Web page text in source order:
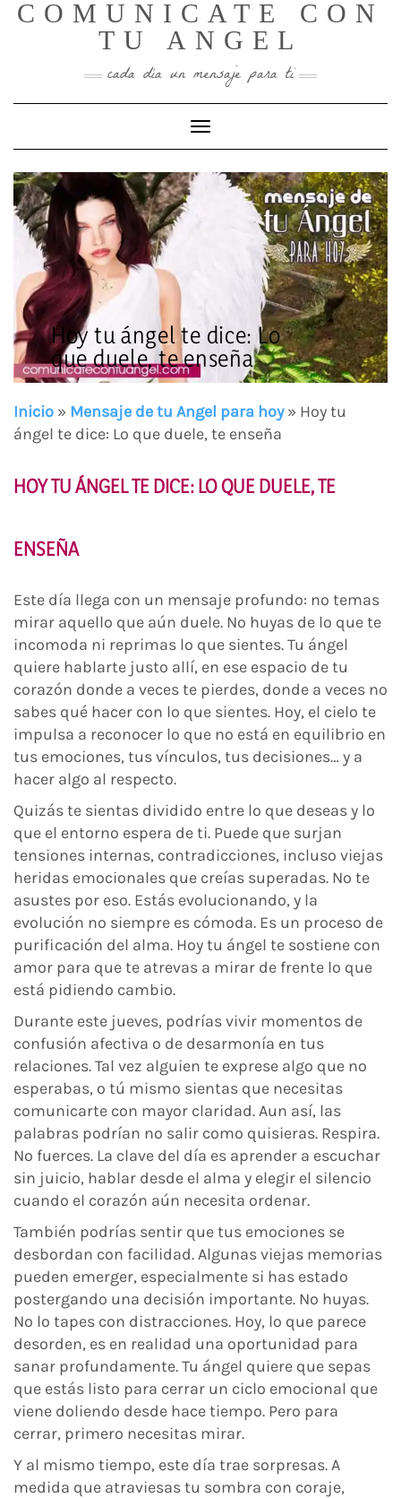
SkipCOMUNICATE CON
TU ANGEL
cada día un mensaje para ti
Toggle Navigation
Hoy tu ángel te dice: Lo
que duele, te enseña
Inicio » Mensaje de tu Angel para hoy» Hoy tu
ángel te dice: Lo que duele, te enseña
HOY TU ÁNGEL TE DICE: LO QUE DUELE, TE
ENSEÑA
Este día llega con un mensaje profundo: no temas
mirar aquello que aún duele. No huyas de lo que te
incomoda ni reprimas lo que sientes. Tu ángel
quiere hablarte justo allí, en ese espacio de tu
corazón donde a veces te pierdes, donde a veces no
sabes qué hacer con lo que sientes. Hoy, el cielo te
impulsa a reconocer lo que no está en equilibrio en
tus emociones, tus vínculos, tus decisiones… y a
hacer algo al respecto.
Quizás te sientas dividido entre lo que deseas y lo
que el entorno espera de ti. Puede que surjan
tensiones internas, contradicciones, incluso viejas
heridas emocionales que creías superadas. No te
asustes por eso. Estás evolucionando, y la
evolución no siempre es cómoda. Es un proceso de
purificación del alma. Hoy tu ángel te sostiene con
amor para que te atrevas a mirar de frente lo que
está pidiendo cambio.
Durante este jueves, podrías vivir momentos de
confusión afectiva o de desarmonía en tus
relaciones. Tal vez alguien te exprese algo que no
esperabas, o tú mismo sientas que necesitas
comunicarte con mayor claridad. Aun así, las
palabras podrían no salir como quisieras. Respira.
No fuerces. La clave del día es aprender a escuchar
sin juicio, hablar desde el alma y elegir el silencio
cuando el corazón aún necesita ordenar.
También podrías sentir que tus emociones se
desbordan con facilidad. Algunas viejas memorias
pueden emerger, especialmente si has estado
postergando una decisión importante. No huyas.
No lo tapes con distracciones. Hoy, lo que parece
desorden, es en realidad una oportunidad para
sanar profundamente. Tu ángel quiere que sepas
que estás listo para cerrar un ciclo emocional que
viene doliendo desde hace tiempo. Pero para
cerrar, primero necesitas mirar.
Y al mismo tiempo, este día trae sorpresas. A
medida que atraviesas tu sombra con coraje,